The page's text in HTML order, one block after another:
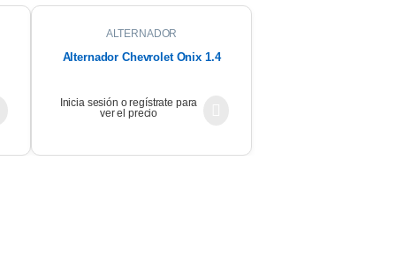
ALTERNADOR
Alternador Chevrolet Onix 1.4
Inicia sesión o regístrate para
ver el precio